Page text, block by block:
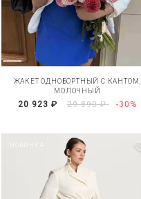
ЖАКЕТ ОДНОБОРТНЫЙ С КАНТОМ,
МОЛОЧНЫЙ
20 923 ₽ 29 890 ₽ -30%